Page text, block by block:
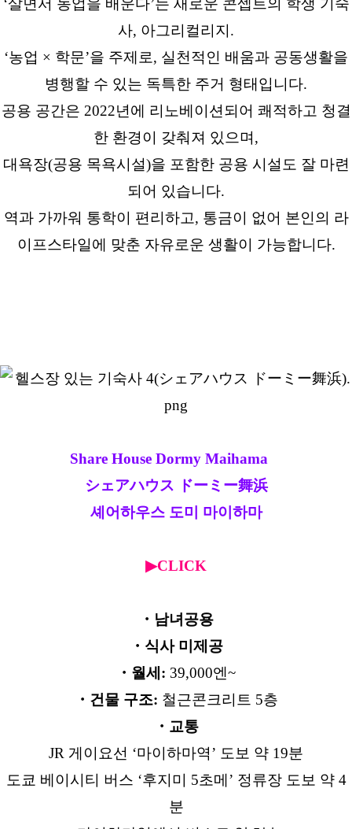
사, 아그리컬리지.
‘농업 × 학문’을 주제로, 실천적인 배움과 공동생활을
병행할 수 있는 독특한 주거 형태입니다.
공용 공간은 2022년에 리노베이션되어 쾌적하고 청결
한 환경이 갖춰져 있으며,
대욕장(공용 목욕시설)을 포함한 공용 시설도 잘 마련
되어 있습니다.
역과 가까워 통학이 편리하고, 통금이 없어 본인의 라
이프스타일에 맞춘 자유로운 생활이 가능합니다.
Share House Dormy Maihama
シェアハウス ドーミー舞浜
셰어하우스 도미 마이하마
▶CLICK
・남녀공용
・식사 미제공
・월세: 39,000엔~
・건물 구조: 철근콘크리트 5층
・교통
JR 게이요선 ‘마이하마역’ 도보 약 19분
도쿄 베이시티 버스 ‘후지미 5초메’ 정류장 도보 약 4
분